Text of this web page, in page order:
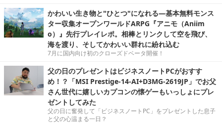
かわいい生き物と"ひとつ"になれる―基本無料モンス
ター収集オープンワールドARPG『アニモ（Aniim
o）』先行プレイレポ。相棒とリンクして空を飛び、
海を渡り、そしてかわいい群れに紛れ込む
7月に国内向け初のクローズドベータ開催！
父の日のプレゼントはビジネスノートPCがおすす
め！？「MSI Prestige-14-AI+D3MG-2619JP」でお父
さん世代に嬉しいカプコンの懐ゲーもいっしょにプレ
ゼントしてみた
父の日に奮発して「ビジネスノートPC」をプレゼントした息子
と父の心温まる一日？